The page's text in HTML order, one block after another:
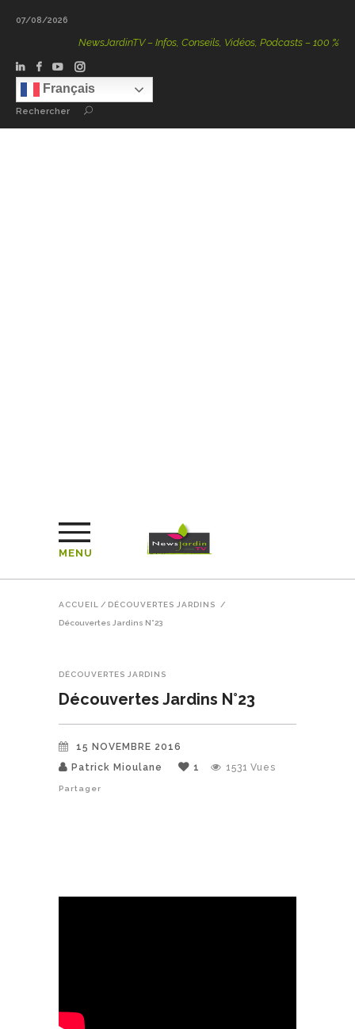
07/08/2026
NewsJardinTV – Infos, Conseils, Vidéos, Podcasts – 100 % Nature
Français
Rechercher
MENU
ACCUEIL / DÉCOUVERTES JARDINS /
Découvertes Jardins N°23
DÉCOUVERTES JARDINS
Découvertes Jardins N°23
15 NOVEMBRE 2016
Patrick Mioulane
1 1531 Vues
Partager